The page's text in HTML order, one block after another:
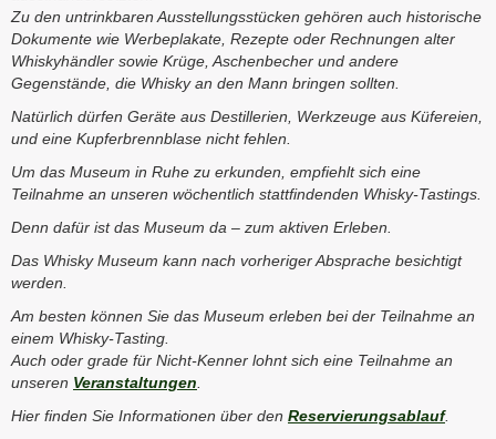
Zu den untrinkbaren Ausstellungsstücken gehören auch historische
Dokumente wie Werbeplakate, Rezepte oder Rechnungen alter
Whiskyhändler sowie Krüge, Aschenbecher und andere
Gegenstände, die Whisky an den Mann bringen sollten.
Natürlich dürfen Geräte aus Destillerien, Werkzeuge aus Küfereien,
und eine Kupferbrennblase nicht fehlen.
Um das Museum in Ruhe zu erkunden, empfiehlt sich eine
Teilnahme an unseren wöchentlich stattfindenden Whisky-Tastings.
Denn dafür ist das Museum da – zum aktiven Erleben.
Das Whisky Museum kann nach vorheriger Absprache besichtigt
werden.
Am besten können Sie das Museum erleben bei der Teilnahme an
einem Whisky-Tasting.
Auch oder grade für Nicht-Kenner lohnt sich eine Teilnahme an
unseren Veranstaltungen
Hier finden Sie Informationen über den Reservierungsablauf.